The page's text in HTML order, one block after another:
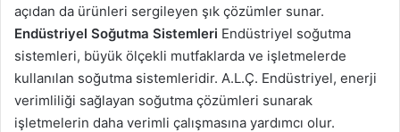
açıdan da ürünleri sergileyen şık çözümler sunar.
Endüstriyel Soğutma Sistemleri Endüstriyel soğutma
sistemleri, büyük ölçekli mutfaklarda ve işletmelerde
kullanılan soğutma sistemleridir. A.L.Ç. Endüstriyel, enerji
verimliliği sağlayan soğutma çözümleri sunarak
işletmelerin daha verimli çalışmasına yardımcı olur.